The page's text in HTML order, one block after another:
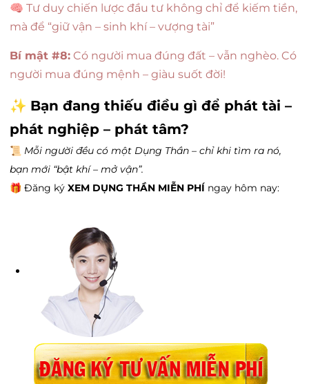
🧠 Tư duy chiến lược đầu tư không chỉ để kiếm tiền,
mà để “giữ vận – sinh khí – vượng tài”
Bí mật #8: Có người mua đúng đất – vẫn nghèo. Có
người mua đúng mệnh – giàu suốt đời!
✨ Bạn đang thiếu điều gì để phát tài –
phát nghiệp – phát tâm?
📜 Mỗi người đều có một Dụng Thần – chỉ khi tìm ra nó,
bạn mới “bật khí – mở vận”.
🎁 Đăng ký XEM DỤNG THẦN MIỄN PHÍ ngay hôm nay: